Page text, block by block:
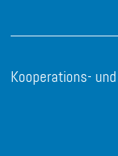
Kooperations-